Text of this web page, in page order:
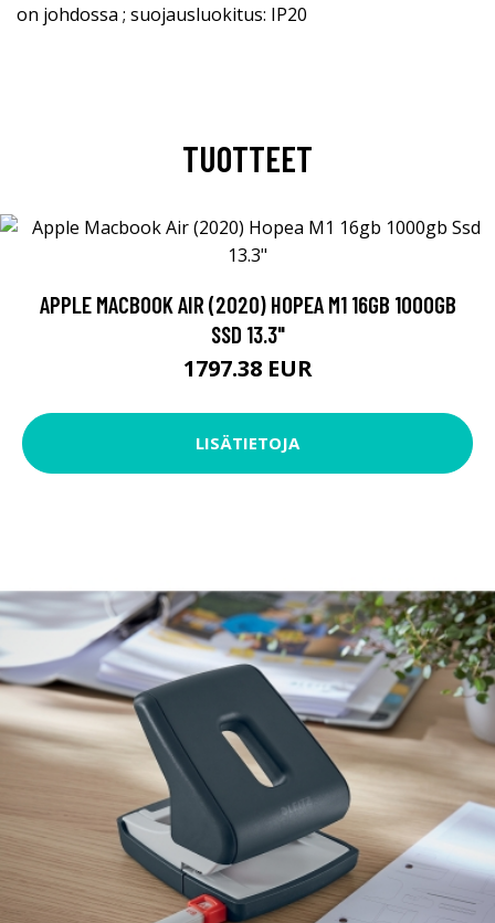
on johdossa ; suojausluokitus: IP20
TUOTTEET
APPLE MACBOOK AIR (2020) HOPEA M1 16GB 1000GB
SSD 13.3"
1797.38 EUR
LISÄTIETOJA